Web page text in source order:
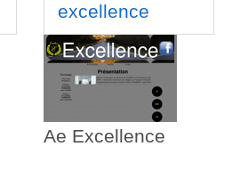
excellence
Ae Excellence